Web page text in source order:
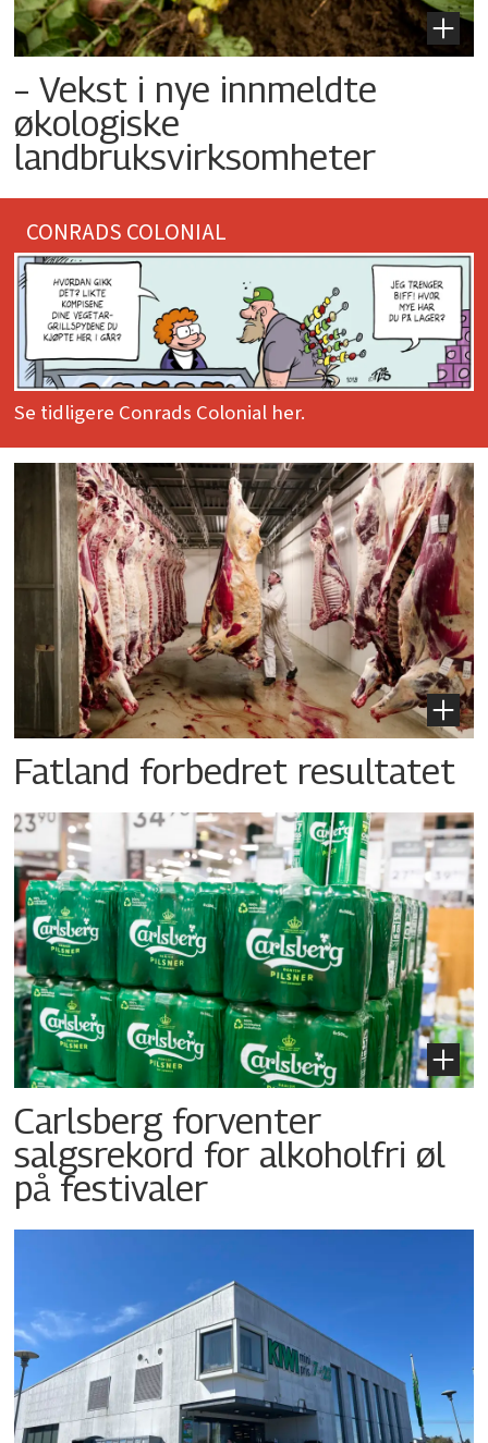
– Vekst i nye innmeldte
økologiske
landbruksvirksomheter
CONRADS COLONIAL
Se tidligere Conrads Colonial her.
Fatland forbedret resultatet
Carlsberg forventer
salgsrekord for alkoholfri øl
på festivaler